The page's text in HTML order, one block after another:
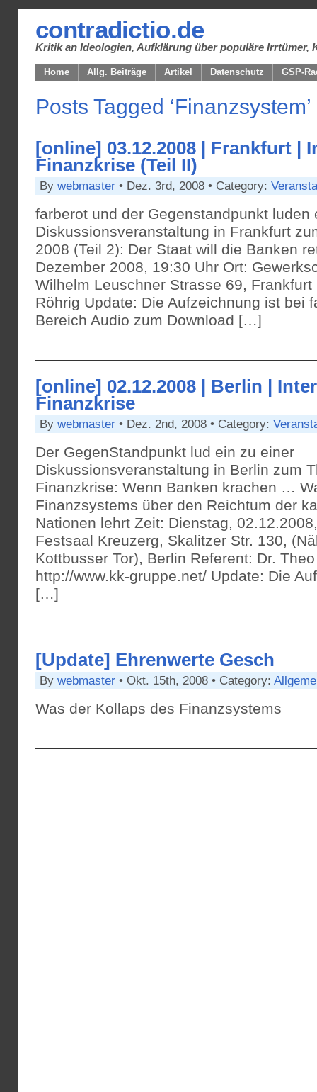
contradictio.de
Kritik an Ideologien, Aufklärung über populäre Irrtümer,
Home Allg. Beiträge Artikel Datenschutz GSP-
Posts Tagged ‘Finanzsystem’
[online] 03.12.2008 | Frankfurt |
Finanzkrise (Teil II)
By webmaster • Dez. 3rd, 2008 • Category:
farberot und der Gegenstandpunkt luden
Diskussionsveranstaltung in Frankfurt
2008 (Teil 2): Der Staat will die Banken
Dezember 2008, 19:30 Uhr Ort:
Wilhelm Leuschner Strasse 69, Frankfurt
Röhrig Update: Die Aufzeichnung ist bei
Bereich Audio zum Download […]
[online] 02.12.2008 | Berlin |
Finanzkrise
By webmaster • Dez. 2nd, 2008 • Category:
Der GegenStandpunkt lud ein zu einer
Diskussionsveranstaltung in Berlin zum
Finanzkrise: Wenn Banken krachen …
Finanzsystems über den Reichtum der
Nationen lehrt Zeit: Dienstag,
Festsaal Kreuzerg, Skalitzer Str. 130,
Kottbusser Tor), Berlin Referent: Dr.
http://www.kk-gruppe.net/ Update: Die
[…]
[Update] Ehrenwerte Gesch
By webmaster • Okt. 15th, 2008 • Category:
Was der Kollaps des Finanzsystems